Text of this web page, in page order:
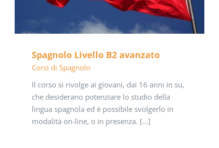
Spagnolo Livello B2 avanzato
Corsi di Spagnolo
Il corso si rivolge ai giovani, dai 16 anni in su,
che desiderano potenziare lo studio della
lingua spagnola ed è possibile svolgerlo in
modalità on-line, o in presenza. [...]